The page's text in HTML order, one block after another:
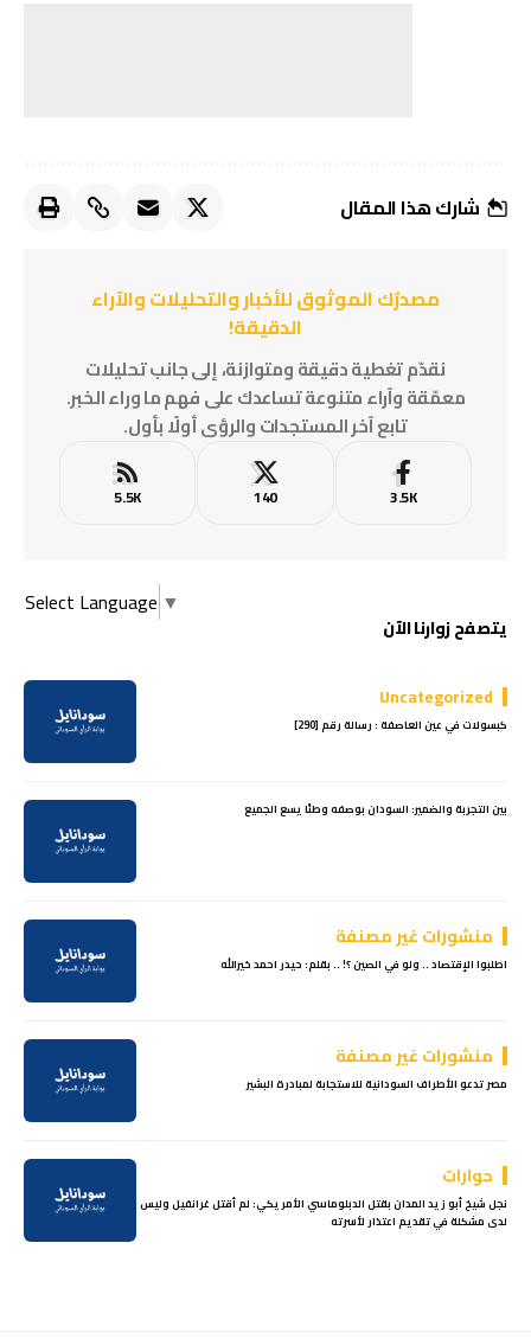
شارك هذا المقال
مصدرُك الموثوق للأخبار والتحليلات والآراء
الدقيقة!
نقدّم تغطية دقيقة ومتوازنة، إلى جانب تحليلات
معمّقة وآراء متنوعة تساعدك على فهم ما وراء الخبر.
تابع آخر المستجدات والرؤى أولًا بأول.
3.5K
140
5.5K
Select Language ▼
يتصفح زوارنا الآن
Uncategorized
كبسولات في عين العاصفة : رسالة رقم [290]
بين التجربة والضمير: السودان بوصفه وطنًا يسع الجميع
منشورات غير مصنفة
اطلبوا الإقتصاد .. ولو في الصين ؟! .. بقلم: حيدر احمد خيرالله
منشورات غير مصنفة
مصر تدعو الأطراف السودانية للاستجابة لمبادرة البشير
حوارات
نجل شيخ أبو زيد المدان بقتل الدبلوماسي الأمريكي: لم أقتل غرانفيل وليس
لدى مشكلة في تقديم اعتذار لأسرته